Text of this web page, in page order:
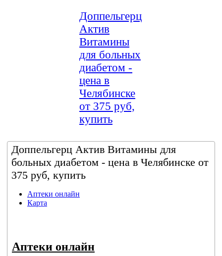
Доппельгерц
Актив
Витамины
для больных
диабетом -
цена в
Челябинске
от 375 руб,
купить
Доппельгерц Актив Витамины для
больных диабетом - цена в Челябинске от
375 руб, купить
Аптеки онлайн
Карта
Аптеки онлайн